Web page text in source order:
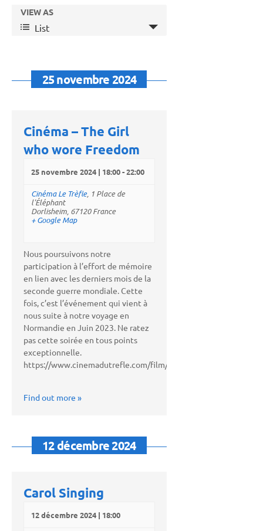
Recherche
et
vues
Événements
Événements
Search
Navigation
de
vues
VIEW AS
List
25 novembre 2024
Cinéma – The Girl
who wore Freedom
25 novembre 2024 | 18:00-22:00
Cinéma Le Trèfle, 1 Place de
l'Éléphant
Dorlisheim, 67120 France
+ Google Map
Nous poursuivons notre
participation à l’effort de mémoire
en lien avec les derniers mois de la
seconde guerre mondiale. Cette
fois, c’est l’événement qui vient à
nous suite à notre voyage en
Normandie en Juin 2023. Ne ratez
pas cette soirée en tous points
exceptionnelle.
https://www.cinemadutrefle.com/film/615764/
Find out more »
12 décembre 2024
Carol Singing
12 décembre 2024 | 18:00